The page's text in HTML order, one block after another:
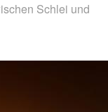
Schlei und